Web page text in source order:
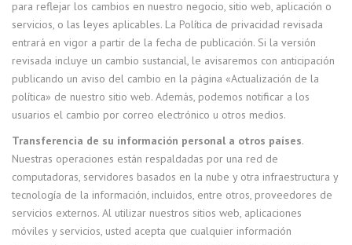
para reflejar los cambios en nuestro negocio, sitio web, aplicación o
servicios, o las leyes aplicables. La Política de privacidad revisada
entrará en vigor a partir de la fecha de publicación. Si la versión
revisada incluye un cambio sustancial, le avisaremos con anticipación
publicando un aviso del cambio en la página «Actualización de la
política» de nuestro sitio web. Además, podemos notificar a los
usuarios el cambio por correo electrónico u otros medios.
Transferencia de su información personal a otros países.
Nuestras operaciones están respaldadas por una red de
computadoras, servidores basados en la nube y otra infraestructura y
tecnología de la información, incluidos, entre otros, proveedores de
servicios externos. Al utilizar nuestros sitios web, aplicaciones
móviles y servicios, usted acepta que cualquier información